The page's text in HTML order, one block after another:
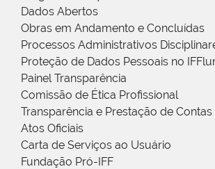
Dados Abertos
Obras em Andamento e Concluídas
Processos Administrativos
Proteção de Dados Pessoais no
Painel Transparência
Comissão de Ética Profissional
Transparência e Prestação de Contas
Atos Oficiais
Carta de Serviços ao Usuário
Fundação Pró-IFF